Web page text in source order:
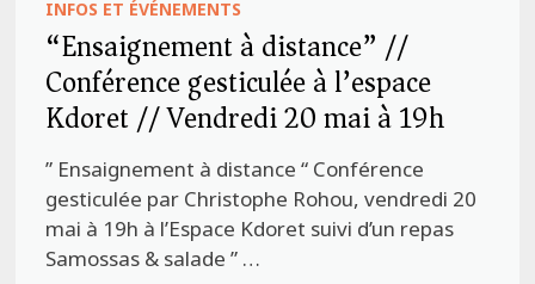
INFOS ET ÉVÉNEMENTS
“Ensaignement à distance” //
Conférence gesticulée à l’espace
Kdoret // Vendredi 20 mai à 19h
” Ensaignement à distance “ Conférence
gesticulée par Christophe Rohou, vendredi 20
mai à 19h à l’Espace Kdoret suivi d’un repas
Samossas & salade ” …